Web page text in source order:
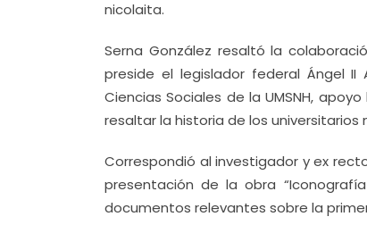
nicolaita.
Serna González resaltó la
preside el legislador federal Ángel
Ciencias Sociales de la UMSNH,
resaltar la historia de los universitarios
Correspondió al investigador y ex
presentación de la obra
documentos relevantes sobre la